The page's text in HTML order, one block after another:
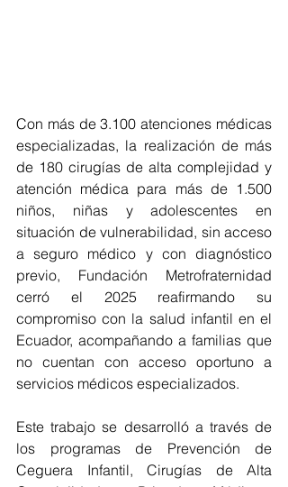
Con más de 3.100 atenciones médicas
especializadas, la realización de más
de 180 cirugías de alta complejidad y
atención médica para más de 1.500
niños, niñas y adolescentes en
situación de vulnerabilidad, sin acceso
a seguro médico y con diagnóstico
previo, Fundación Metrofraternidad
cerró el 2025 reafirmando su
compromiso con la salud infantil en el
Ecuador, acompañando a familias que
no cuentan con acceso oportuno a
servicios médicos especializados.
Este trabajo se desarrolló a través de
los programas de Prevención de
Ceguera Infantil, Cirugías de Alta